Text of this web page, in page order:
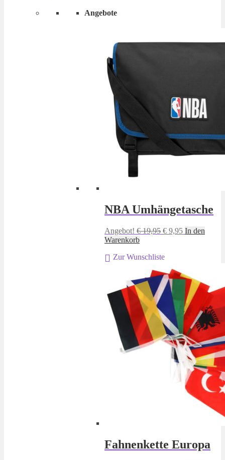
Angebote
NBA Umhängetasche
Angebot! €19,95 Ursprünglicher
€ 19,95
€ 9,95Aktueller
In den
Warenkorb
Zur Wunschliste
Fahnenkette Europa